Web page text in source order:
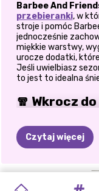
Barbee And
przebieranki, w
stroje i pomóc
jednocześnie
miękkie warstwy,
urocze dodatki,
Jeśli uwielbiasz
to jest to idealna
🧣 Wkrocz
Przygotuj się na
przygotowują się na
dzianinowe swetry,
przytulne czapki.
Czytaj więcej
LODOWATE
ZIMOWE
ZAKUPY